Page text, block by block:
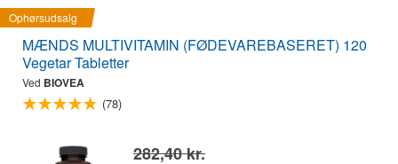
Ophørsudsalg
MÆNDS MULTIVITAMIN (FØDEVAREBASERET) 120
Vegetar Tabletter
Ved BIOVEA
(78)
282,40 kr.